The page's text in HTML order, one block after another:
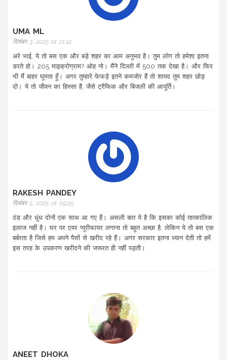
UMA ML
दिसंबर 3, 2025 at 21:12
अरे भाई, ये तो बस एक और बड़े शहर का आम अनुभव है। तुम लोग तो हमेशा इतना
डरते हो। 205 माइक्रोग्राम? ओह नो। मैंने दिल्ली में 500 तक देखा है। और फिर
भी मैं बाहर घूमता हूँ। अगर तुम्हारे फेफड़े इतने कमजोर हैं तो शायद तुम शहर छोड़
दो। ये तो जीवन का हिस्सा है, जैसे ट्रैफिक और बिजली की आपूर्ति।
RAKESH PANDEY
दिसंबर 5, 2025 at 09:25
ठंड और धुंध दोनों एक साथ आ गए हैं। असली बात ये है कि इसका कोई तात्कालिक
इलाज नहीं है। घर पर एयर प्यूरीफायर लगाना तो बहुत अच्छा है, लेकिन ये तो बस एक
बर्बरता है जिसे हम अपने पैसों से खरीद रहे हैं। अगर सरकार इतना ध्यान देती तो हमें
इस तरह के उपकरण खरीदने की जरूरत ही नहीं पड़ती।
ANEET DHOKA